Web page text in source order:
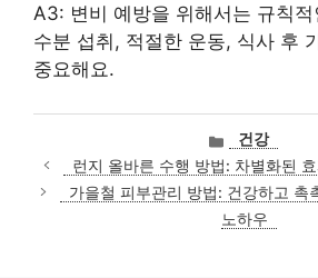
A3: 변비 예방을 위해서는 규칙
수분 섭취, 적절한 운동, 식사 후
중요해요.
카
테
고
리
건강
런지 올바른 수행 방법: 차별화된
가을철 피부관리 방법: 건강하고 촉
노하우